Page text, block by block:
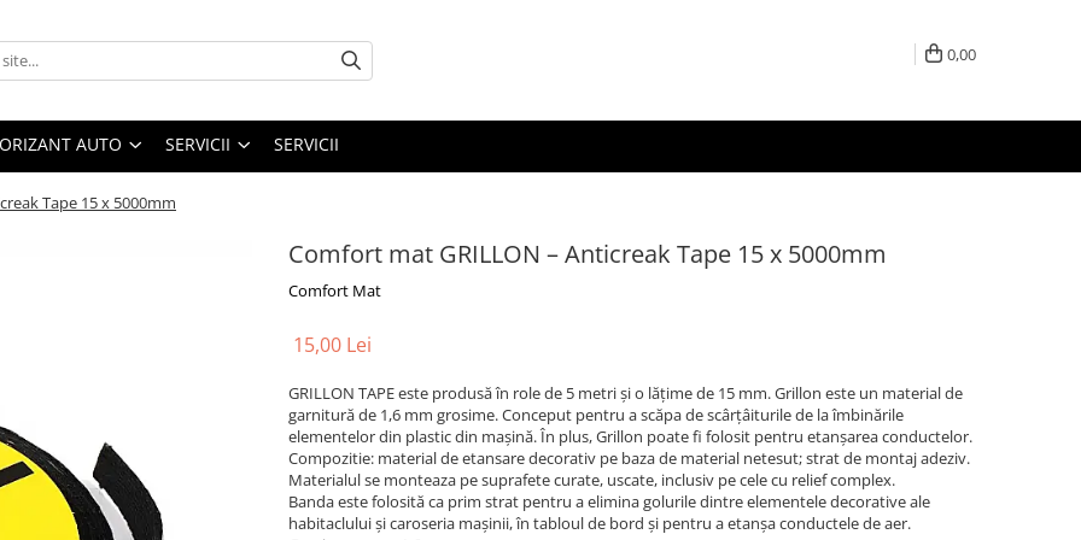
0,00
AUTO SERVICII SERVICII
Tape 15 x 5000mm
Comfort mat GRILLON – Anticreak Tape 15 x 5000mm
Comfort Mat
15,00 Lei
GRILLON TAPE este produsă în role de 5 metri și o lățime de 15 mm. Grillon este un material de
garnitură de 1,6 mm grosime. Conceput pentru a scăpa de scârțâiturile de la îmbinările
elementelor din plastic din mașină. În plus, Grillon poate fi folosit pentru etanșarea conductelor.
Compozitie: material de etansare decorativ pe baza de material netesut; strat de montaj adeziv.
Materialul se monteaza pe suprafete curate, uscate, inclusiv pe cele cu relief complex.
Banda este folosită ca prim strat pentru a elimina golurile dintre elementele decorative ale
habitaclului și caroseria mașinii, în tabloul de bord și pentru a etanșa conductele de aer.